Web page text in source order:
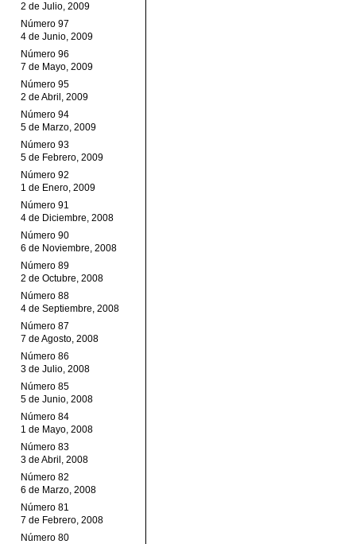
2 de Julio, 2009
Número 97
4 de Junio, 2009
Número 96
7 de Mayo, 2009
Número 95
2 de Abril, 2009
Número 94
5 de Marzo, 2009
Número 93
5 de Febrero, 2009
Número 92
1 de Enero, 2009
Número 91
4 de Diciembre, 2008
Número 90
6 de Noviembre, 2008
Número 89
2 de Octubre, 2008
Número 88
4 de Septiembre, 2008
Número 87
7 de Agosto, 2008
Número 86
3 de Julio, 2008
Número 85
5 de Junio, 2008
Número 84
1 de Mayo, 2008
Número 83
3 de Abril, 2008
Número 82
6 de Marzo, 2008
Número 81
7 de Febrero, 2008
Número 80